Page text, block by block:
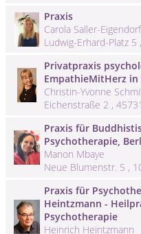
Praxis
Carola Saller-Eigendorf
Ludwig-Erhard-Platz
Privatpraxis
EmpathieMitHerz
Christin-Yvonne
Eichenstraße 2 ,
Praxis für
Psychotherapie,
Manon Mbaye
Neue Blumenstr. 5 ,
Praxis für
Heintzmann -
Psychotherapie
Heinrich Heintzmann